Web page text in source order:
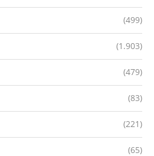
(499)
(1.903)
(479)
(83)
(221)
(65)